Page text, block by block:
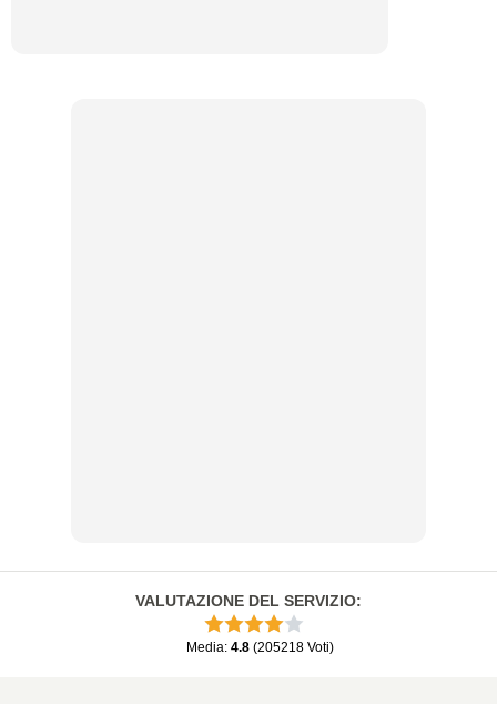
VALUTAZIONE DEL SERVIZIO:
Media: 4.8 (205218 Voti)